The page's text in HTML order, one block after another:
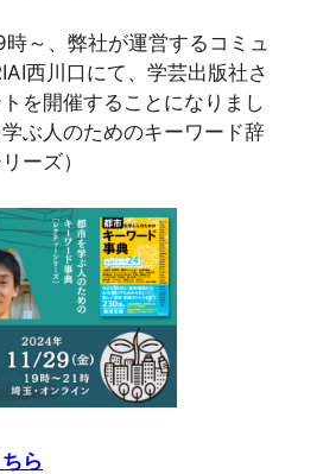
～、弊社が運営するコミュ
西川口にて、学芸出版社さ
を開催することになりまし
ぶ人のためのキーワード辞
ーズ）
ら